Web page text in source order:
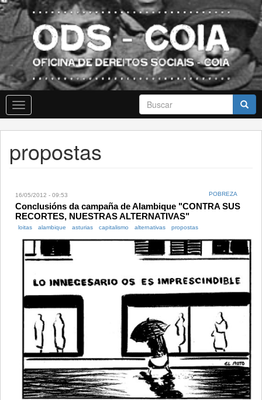
Skip
to
main
content
Formulario
de
busca
Buscar
Toggle
navigation
propostas
16/05/2012 - 09:53 POBREZA
Conclusións da campaña de Alambique "CONTRA SUS
RECORTES, NUESTRAS ALTERNATIVAS"
loitas alambique asturias capitalismo alternativas propostas